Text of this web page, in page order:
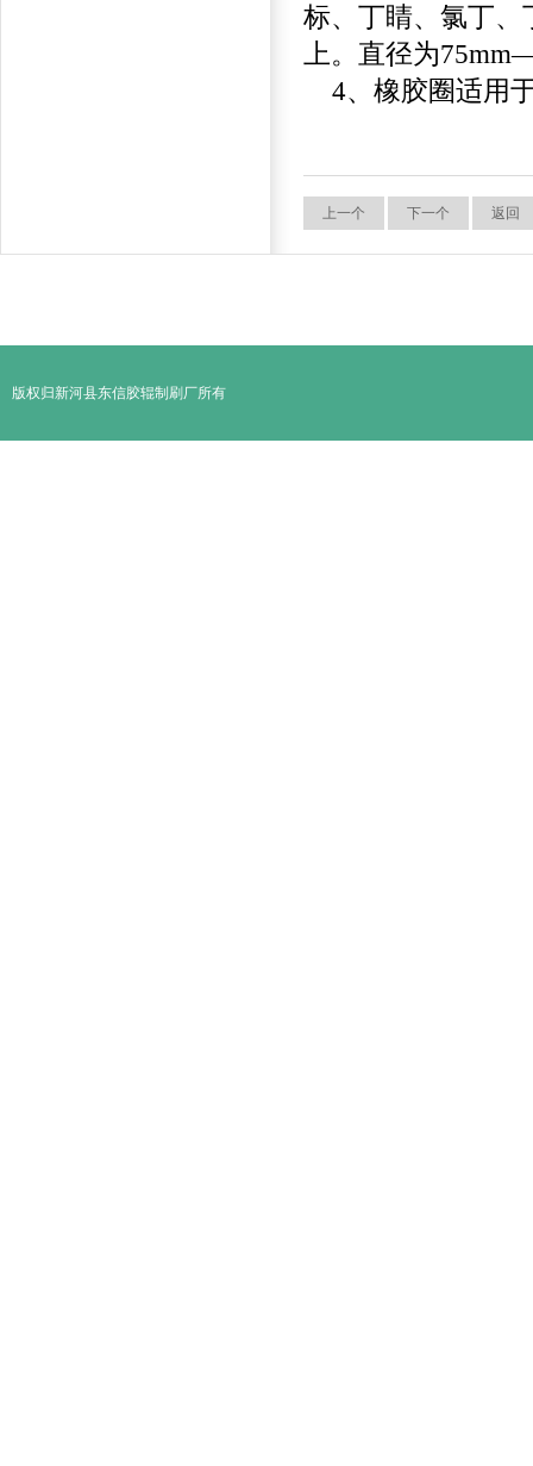
标、丁睛、氯丁、
上。直径为75mm
4、橡胶圈适用
上一个 下一个 返回
版权归新河县东信胶辊制刷厂所有